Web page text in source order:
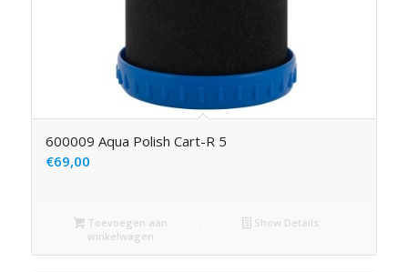
600009 Aqua Polish Cart-R 5
€69,00
Toevoegen aan
winkelwagen
Show Details